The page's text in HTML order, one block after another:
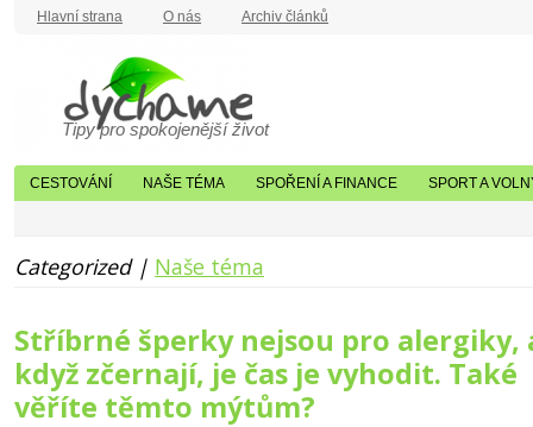
Hlavní strana O nás Archiv článků
Tipy pro spokojenější život
CESTOVÁNÍ NAŠE TÉMA SPOŘENÍ A FINANCE SPORT A
Categorized | Naše téma
Stříbrné šperky nejsou pro alergiky,
když zčernají, je čas je vyhodit. Také
věříte těmto mýtům?